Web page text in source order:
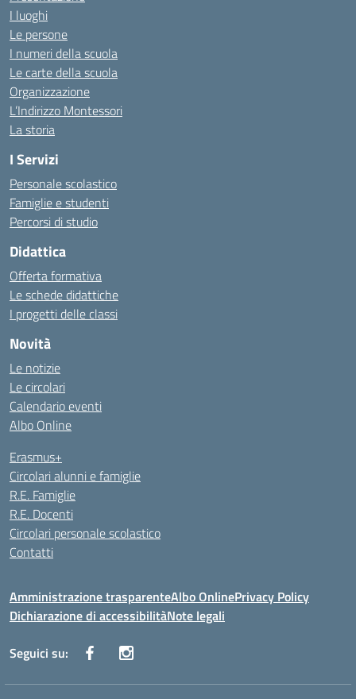
I luoghi
Le persone
I numeri della scuola
Le carte della scuola
Organizzazione
L’Indirizzo Montessori
La storia
I Servizi
Personale scolastico
Famiglie e studenti
Percorsi di studio
Didattica
Offerta formativa
Le schede didattiche
I progetti delle classi
Novità
Le notizie
Le circolari
Calendario eventi
Albo Online
Erasmus+
Circolari alunni e famiglie
R.E. Famiglie
R.E. Docenti
Circolari personale scolastico
Contatti
Amministrazione trasparenteAlbo OnlinePrivacy Policy
Dichiarazione di accessibilitàNote legali
Seguici su: